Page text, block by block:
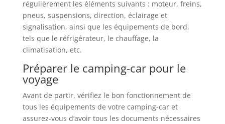
régulièrement les éléments suivants : moteur, freins,
pneus, suspensions, direction, éclairage et
signalisation, ainsi que les équipements de bord,
tels que le réfrigérateur, le chauffage, la
climatisation, etc.
Préparer le camping-car pour le
voyage
Avant de partir, vérifiez le bon fonctionnement de
tous les équipements de votre camping-car et
assurez-vous d’avoir tous les documents nécessaires